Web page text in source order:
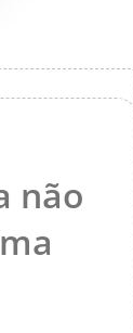
não